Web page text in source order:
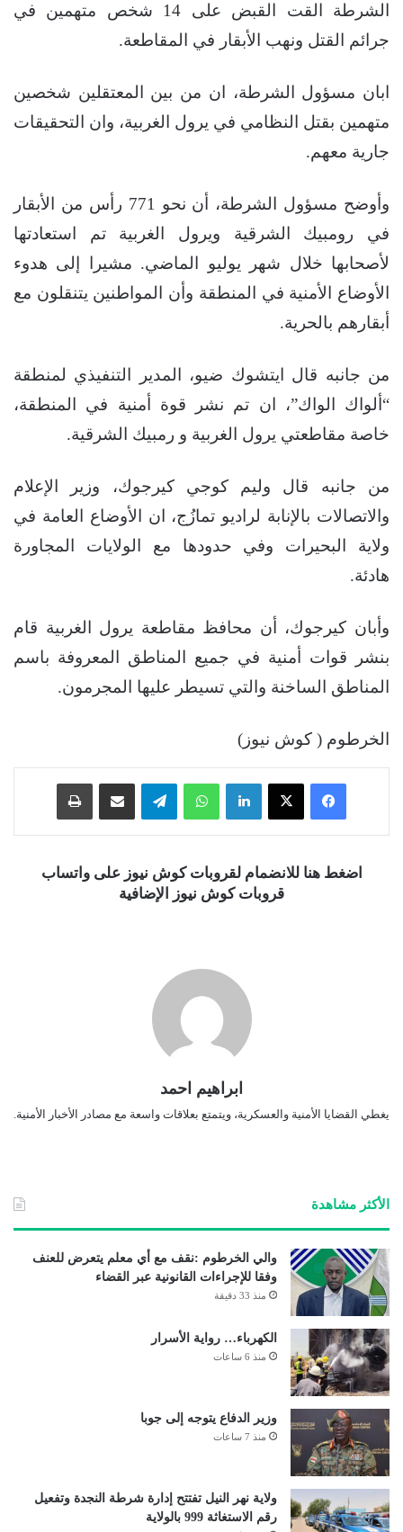
الشرطة القت القبض على 14 شخص متهمين في
جرائم القتل ونهب الأبقار في المقاطعة.
ابان مسؤول الشرطة، ان من بين المعتقلين شخصين
متهمين بقتل النظامي في يرول الغربية، وان التحقيقات
جارية معهم.
وأوضح مسؤول الشرطة، أن نحو 771 رأس من الأبقار
في رومبيك الشرقية ويرول الغربية تم استعادتها
لأصحابها خلال شهر يوليو الماضي. مشيرا إلى هدوء
الأوضاع الأمنية في المنطقة وأن المواطنين يتنقلون مع
أبقارهم بالحرية.
من جانبه قال ايتشوك ضيو، المدير التنفيذي لمنطقة
“ألواك الواك”، ان تم نشر قوة أمنية في المنطقة،
خاصة مقاطعتي يرول الغربية و رمبيك الشرقية.
من جانبه قال وليم كوجي كيرجوك، وزير الإعلام
والاتصالات بالإنابة لراديو تمازُج، ان الأوضاع العامة في
ولاية البحيرات وفي حدودها مع الولايات المجاورة
هادئة.
وأبان كيرجوك، أن محافظ مقاطعة يرول الغربية قام
بنشر قوات أمنية في جميع المناطق المعروفة باسم
المناطق الساخنة والتي تسيطر عليها المجرمون.
الخرطوم ( كوش نيوز)
فيسبوك ‫X لينكدإن واتساب تيلقرام
اضغط هنا للانضمام لقروبات كوش نيوز على واتساب
قروبات كوش نيوز الإضافية
ابراهيم احمد
يغطي القضايا الأمنية والعسكرية، ويتمتع بعلاقات واسعة مع مصادر الأخبار الأمنية.
الأكثر مشاهدة
والي الخرطوم :نقف مع أي معلم يتعرض للعنف
وفقا للإجراءات القانونية عبر القضاء
منذ 33 دقيقة
الكهرباء… رواية الأسرار
منذ 6 ساعات
وزير الدفاع يتوجه إلى جوبا
منذ 7 ساعات
ولاية نهر النيل تفتتح إدارة شرطة النجدة وتفعيل
رقم الاستغاثة 999 بالولاية